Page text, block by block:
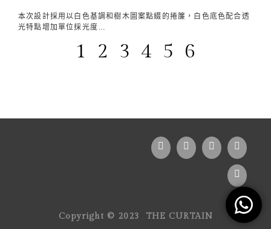
本次設計採用以白色基調和樹木圖案點綴的捲簾，白色底色配合透
光特點增加單位採光度…
1 2 3 4 5 6
Copyright ©︎ 2023 THE CURTAIN